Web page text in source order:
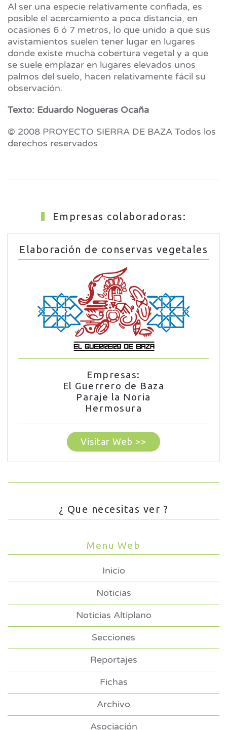
Al ser una especie relativamente confiada, es
posible el acercamiento a poca distancia, en
ocasiones 6 ó 7 metros, lo que unido a que sus
avistamientos suelen tener lugar en lugares
donde existe mucha cobertura vegetal y a que
se suele emplazar en lugares elevados unos
palmos del suelo, hacen relativamente fácil su
observación.
Texto: Eduardo Nogueras Ocaña
© 2008 PROYECTO SIERRA DE BAZA Todos los
derechos reservados
Empresas colaboradoras:
Elaboración de conservas vegetales
Empresas:
El Guerrero de Baza
Paraje la Noria
Hermosura
Visitar Web >>
¿ Que necesitas ver ?
Menu Web
Inicio
Noticias
Noticias Altiplano
Secciones
Reportajes
Fichas
Archivo
Asociación